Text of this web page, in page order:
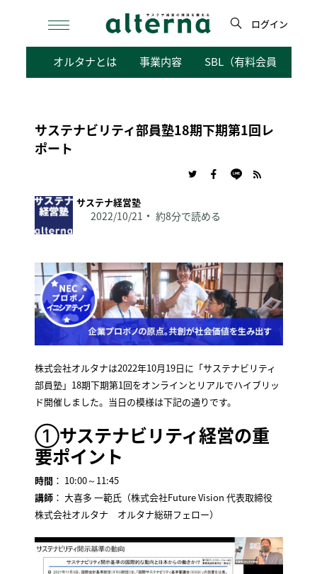
検
ログイン
オルタナとは 事業内容 SBL（有料会員向けサ
サステナビリティ部員塾18期下期第1回レ
ポート
サステナ経営塾
2022/10/21 約8分で読める
株式会社オルタナは2022年10月19日に「サステナビリティ
部員塾」18期下期第1回をオンラインとリアルでハイブリッ
ド開催しました。当日の模様は下記の通りです。
①サステナビリティ経営の重
要ポイント
時間 ： 10:00～11:45
講師： 大喜多 一範氏（株式会社Future Vision 代表取締役
株式会社オルタナ オルタナ総研フェロー）